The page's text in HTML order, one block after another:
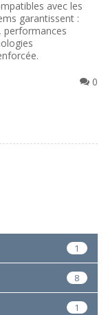
avec les
garantissent :
performances
0
1
8
1